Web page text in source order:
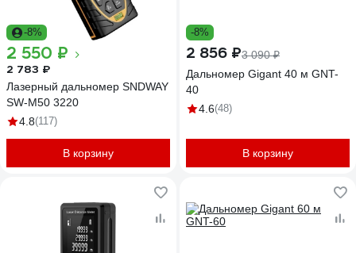
-8%
2 550 ₽
2 783 ₽
Лазерный дальномер SNDWAY
SW-M50 3220
4.8(117)
В корзину
-8%
2 856 ₽3 090 ₽
Дальномер Gigant 40 м GNT-
40
4.6(48)
В корзину